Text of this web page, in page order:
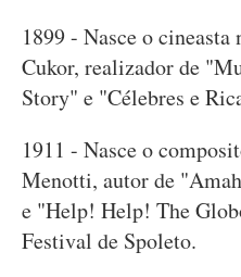
1899 - Nasce o
Cukor, realizador de
Story" e "Célebres e
1911 - Nasce o
Menotti, autor de
e "Help! Help! The
Festival de Spoleto.